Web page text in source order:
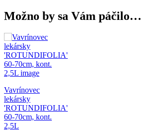
Možno by sa Vám páčilo…
Vavrínovec
lekársky
'ROTUNDIFOLIA'
60-70cm, kont.
2,5L